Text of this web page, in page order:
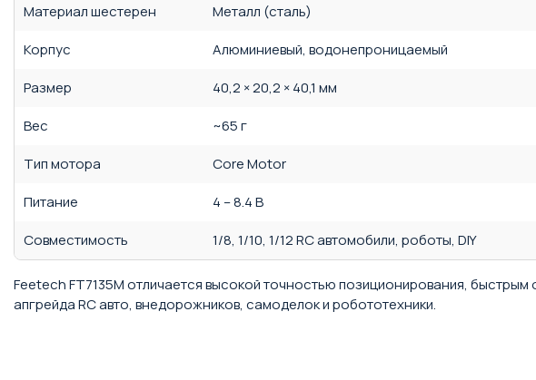
Материал шестерен
Металл (сталь)
Корпус
Алюминиевый, водонепроницаемый
Размер
40,2 × 20,2 × 40,1 мм
Вес
~65 г
Тип мотора
Core Motor
Питание
4 – 8.4 В
Совместимость
1/8, 1/10, 1/12 RC автомобили, роботы, DIY
Feetech FT7135M отличается высокой точностью позиционирования,
апгрейда RC авто, внедорожников, самоделок и робототехники.